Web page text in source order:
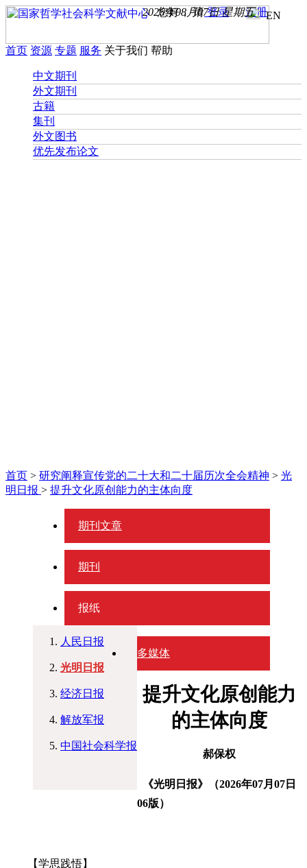
您好， 请登录 注册EN
2026年08月07日 星期五
首页 资源 专题 服务 关于我们 帮助
中文期刊
外文期刊
古籍
集刊
外文图书
优先发布论文
首页 > 研究阐释宣传党的二十大和二十届历次全会精神 > 光
明日报 > 提升文化原创能力的主体向度
期刊文章
期刊
报纸
人民日报
光明日报
经济日报
解放军报
中国社会科学报
多媒体
提升文化原创能力
的主体向度
郝保权
《光明日报》（2026年07月07日
06版）
【学思践悟】